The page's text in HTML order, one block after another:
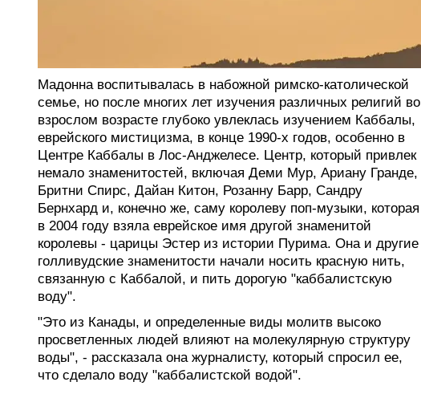
Мадонна воспитывалась в набожной римско-католической
семье, но после многих лет изучения различных религий во
взрослом возрасте глубоко увлеклась изучением Каббалы,
еврейского мистицизма, в конце 1990-х годов, особенно в
Центре Каббалы в Лос-Анджелесе. Центр, который привлек
немало знаменитостей, включая Деми Мур, Ариану Гранде,
Бритни Спирс, Дайан Китон, Розанну Барр, Сандру
Бернхард и, конечно же, саму королеву поп-музыки, которая
в 2004 году взяла еврейское имя другой знаменитой
королевы - царицы Эстер из истории Пурима. Она и другие
голливудские знаменитости начали носить красную нить,
связанную с Каббалой, и пить дорогую "каббалистскую
воду".
"Это из Канады, и определенные виды молитв высоко
просветленных людей влияют на молекулярную структуру
воды", - рассказала она журналисту, который спросил ее,
что сделало воду "каббалистской водой".